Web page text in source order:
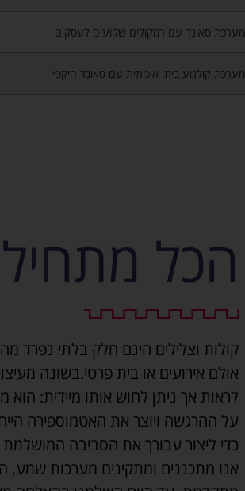
מערכת סאונד עם רמקולים שקועים לעסקים
מערכת קולנוע ביתי איכותית עם סאונד היקפי
הכל מתחיל
קולות וצלילים הינם חלק בלתי נפרד
אולם אירועים או בית פרטי.בשונה
לראות אך ניתן לחוש אותו מיידית:
על ההרגשה ויוצר את האטמוספירה
כדי ליצור עבורך את הסביבה המושלמת
אנו מתכננים ומתקינים מערכות שמע,